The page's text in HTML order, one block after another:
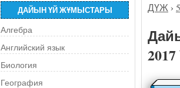
ДАЙЫН ҮЙ ЖҰМЫСТАРЫ
Алгебра
Английский язык
Биология
География
ДҮЖ ›